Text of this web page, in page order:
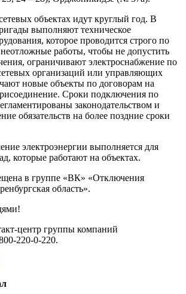
объектах идут круглый год. В
выполняют техническое
которое проводится строго по
работы, чтобы не допустить
ограничивают электроснабжение по
организаций или управляющих
новые объекты по договорам на
Сроки подключения по
законодательством и
обязательств на более поздние сроки
электроэнергии выполняется для
которые работают на объектах.
в группе «ВК» «Отключения
область».
центр группы компаний
220-0-220.